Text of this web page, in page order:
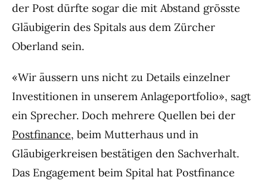
der Post dürfte sogar die mit Abstand grösste
Gläubigerin des Spitals aus dem Zürcher
Oberland sein.
«Wir äussern uns nicht zu Details einzelner
Investitionen in unserem Anlageportfolio», sagt
ein Sprecher. Doch mehrere Quellen bei der
Postfinance, beim Mutterhaus und in
Gläubigerkreisen bestätigen den Sachverhalt.
Das Engagement beim Spital hat Postfinance